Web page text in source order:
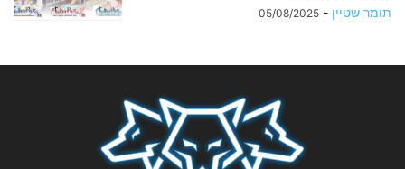
תומר שטיין -
05/08/2025